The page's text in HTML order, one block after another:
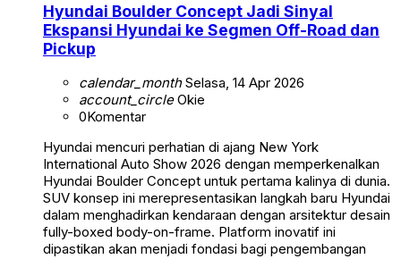
Hyundai Boulder Concept Jadi Sinyal
Ekspansi Hyundai ke Segmen Off-Road dan
Pickup
calendar_monthSelasa, 14 Apr 2026
account_circleOkie
0Komentar
Hyundai mencuri perhatian di ajang New York
International Auto Show 2026 dengan memperkenalkan
Hyundai Boulder Concept untuk pertama kalinya di dunia.
SUV konsep ini merepresentasikan langkah baru Hyundai
dalam menghadirkan kendaraan dengan arsitektur desain
fully-boxed body-on-frame. Platform inovatif ini
dipastikan akan menjadi fondasi bagi pengembangan